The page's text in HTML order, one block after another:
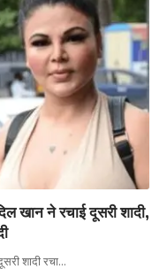
ने रचाई दूसरी शादी,
शादी रचा…